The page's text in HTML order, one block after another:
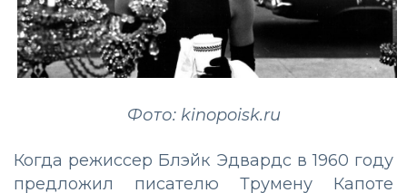
Фото: kinopoisk.ru
Когда режиссер Блэйк Эдвардс в 1960 году
предложил писателю Трумену Капоте